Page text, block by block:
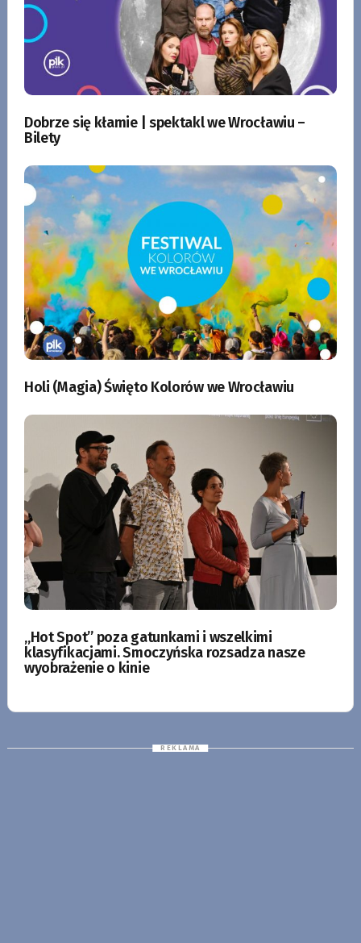
Dobrze się kłamie | spektakl we Wrocławiu –
Bilety
Holi (Magia) Święto Kolorów we Wrocławiu
„Hot Spot” poza gatunkami i wszelkimi
klasyfikacjami. Smoczyńska rozsadza nasze
wyobrażenie o kinie